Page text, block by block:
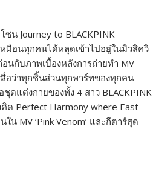
น Journey to BLACKPINK
หมือนทุกคนได้หลุดเข้าไปอยู่ในมิวสิควิ
นกับภาพเบื้องหลังการถ่ายทำ MV
สื่อว่าทุกชิ้นส่วนทุกพาร์ทของทุกคน
ดแต่งกายของทั้ง 4 สาว BLACKPINK
ด Perfect Harmony where East
MV ‘Pink Venom’ และกีตาร์สุด